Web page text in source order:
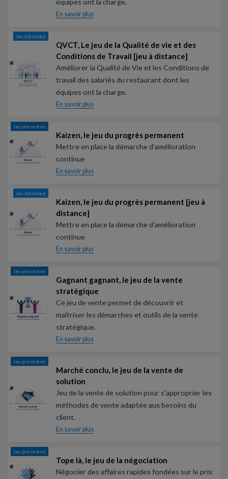
équipes ont la charge.
En savoir plus
Jeu à distance
QVCT, Le jeu de la Qualité de vie et des
Conditions de Travail [jeu à distance]
Améliorer la Qualité de Vie et les Conditions de
travail des salariés du restaurant dont les
équipes ont la charge.
En savoir plus
Jeu présentiel
Kaizen, le jeu du progrès permanent
Mettre en place la démarche d’amélioration
continue
En savoir plus
Jeu à distance
Kaizen, le jeu du progrès permanent [jeu à
distance]
Mettre en place la démarche d’amélioration
continue
En savoir plus
Jeu présentiel
Gagnant gagnant, le jeu de la vente
stratégique
Ce jeu de vente permet de découvrir et
maîtriser les démarches et outils de la vente
stratégique.
En savoir plus
Jeu présentiel
Marché conclu, le jeu de la vente de
solution
Jeu de la vente de solution pour s'approprier les
méthodes de vente adaptée aux besoins du
client.
En savoir plus
Jeu présentiel
Tope là, le jeu de la négociation
Négocier des affaires rapides fondées sur le prix